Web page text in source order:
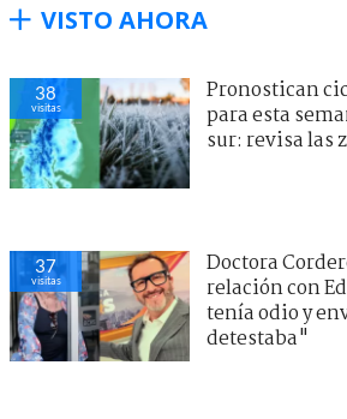
VISTO AHORA
38
visitas
Pronostican
para esta
sur: revisa las
37
visitas
Doctora
relación con
tenía odio y
detestaba"